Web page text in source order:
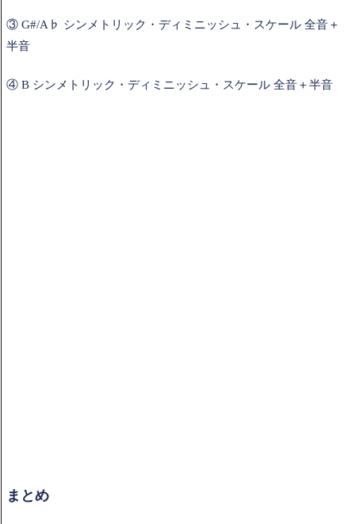
③ G#/A♭ シンメトリック・ディミニッシュ・スケール 全音＋
半音
④ B シンメトリック・ディミニッシュ・スケール 全音＋半音
まとめ